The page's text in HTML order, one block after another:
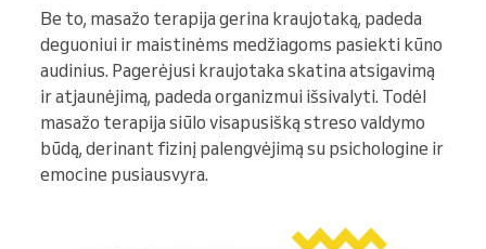
Be to, masažo terapija gerina kraujotaką, padeda
deguoniui ir maistinėms medžiagoms pasiekti kūno
audinius. Pagerėjusi kraujotaka skatina atsigavimą
ir atjaunėjimą, padeda organizmui išsivalyti. Todėl
masažo terapija siūlo visapusišką streso valdymo
būdą, derinant fizinį palengvėjimą su psichologine ir
emocine pusiausvyra.